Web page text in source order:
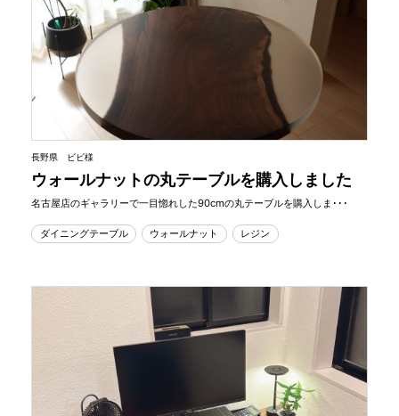
長野県 ビビ様
ウォールナットの丸テーブルを購入しました
名古屋店のギャラリーで一目惚れした90cmの丸テーブルを購入しま･･･
ダイニングテーブル ウォールナット レジン